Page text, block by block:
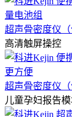
超声骨密度仪（
高清触屏操控
超声骨密度仪（
儿童孕妇报告